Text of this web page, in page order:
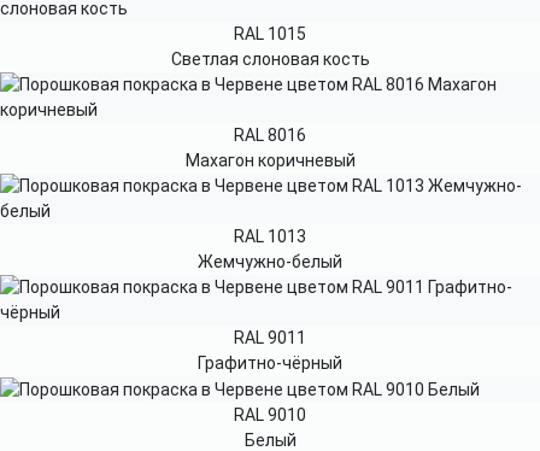
RAL 1015
Светлая слоновая кость
RAL 8016
Махагон коричневый
RAL 1013
Жемчужно-белый
RAL 9011
Графитно-чёрный
RAL 9010
Белый